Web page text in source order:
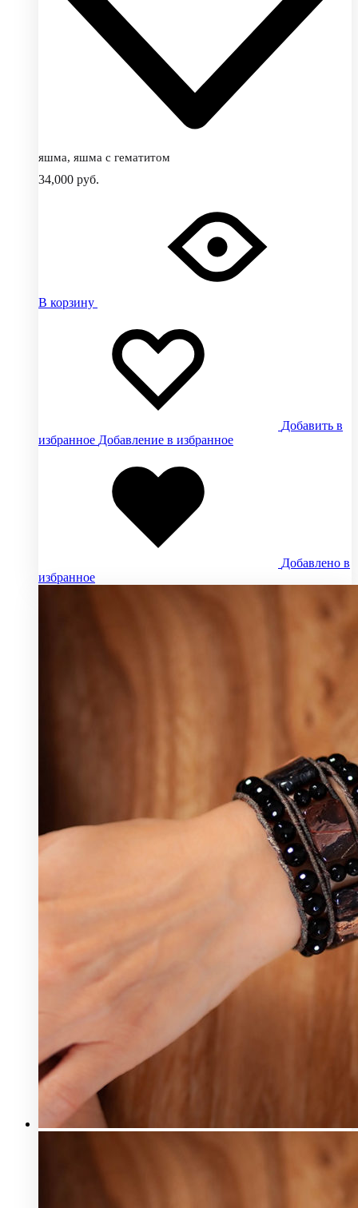
яшма, яшма с гематитом
34,000 руб.
В корзину
Добавить в
избранное Добавление в избранное
Добавлено в
избранное